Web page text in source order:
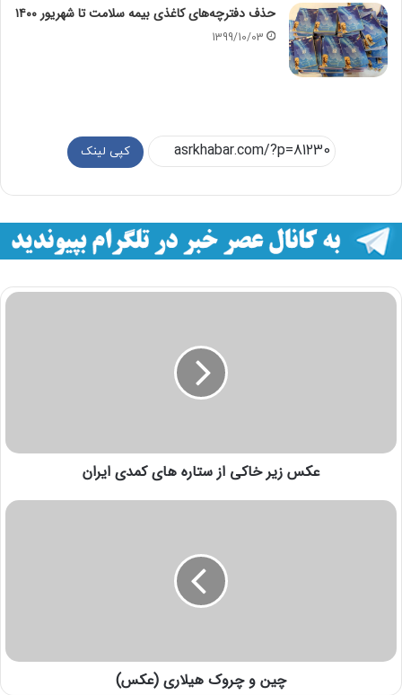
حذف دفترچه‌های کاغذی بیمه سلامت تا شهریور ۱۴۰۰
1399/10/03
کپی لینک
عکس زیر خاکی از ستاره های کمدی ایران
چین و چروک هیلاری (عکس)